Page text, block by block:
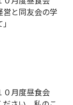
営と同友会の学
０月度昼食会